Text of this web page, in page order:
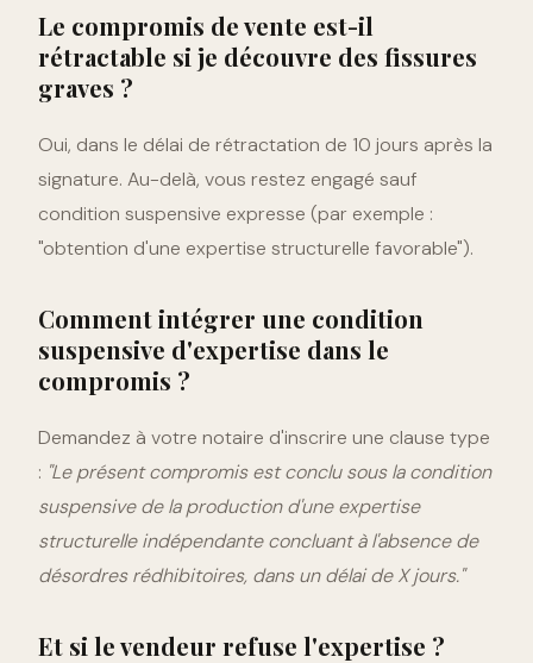
Le compromis de vente est-il
rétractable si je découvre des fissures
graves ?
Oui, dans le délai de rétractation de 10 jours après la
signature. Au-delà, vous restez engagé sauf
condition suspensive expresse (par exemple :
"obtention d'une expertise structurelle favorable").
Comment intégrer une condition
suspensive d'expertise dans le
compromis ?
Demandez à votre notaire d'inscrire une clause type
: "Le présent compromis est conclu sous la condition
suspensive de la production d'une expertise
structurelle indépendante concluant à l'absence de
désordres rédhibitoires, dans un délai de X jours."
Et si le vendeur refuse l'expertise ?